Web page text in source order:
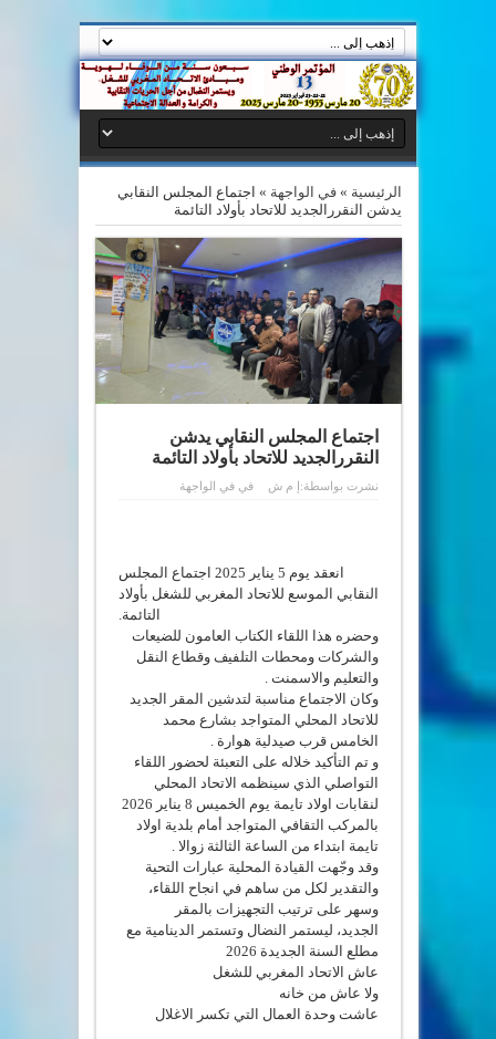
الرئيسية »في الواجهة » اجتماع المجلس النقابي
يدشن النقررالجديد للاتحاد بأولاد التائمة
اجتماع المجلس النقابي يدشن
النقررالجديد للاتحاد بأولاد التائمة
نشرت بواسطة: إ م ش فيفي الواجهة
انعقد يوم 5 يناير 2025 اجتماع المجلس
النقابي الموسع للاتحاد المغربي للشغل بأولاد
التائمة.
وحضره هذا اللقاء الكتاب العامون للضيعات
والشركات ومحطات التلفيف وقطاع النقل
والتعليم والاسمنت .
وكان الاجتماع مناسبة لتدشين المقر الجديد
للاتحاد المحلي المتواجد بشارع محمد
الخامس قرب صيدلية هوارة .
و تم التأكيد خلاله على التعبئة لحضور اللقاء
التواصلي الذي سينظمه الاتحاد المحلي
لنقابات اولاد تايمة يوم الخميس 8 يناير 2026
بالمركب التقافي المتواجد أمام بلدية اولاد
تايمة ابتداء من الساعة الثالثة زوالا .
وقد وجّهت القيادة المحلية عبارات التحية
والتقدير لكل من ساهم في انجاح اللقاء،
وسهر على ترتيب التجهيزات بالمقر
الجديد، ليستمر النضال وتستمر الدينامية مع
مطلع السنة الجديدة 2026
عاش الاتحاد المغربي للشغل
ولا عاش من خانه
عاشت وحدة العمال التي تكسر الاغلال